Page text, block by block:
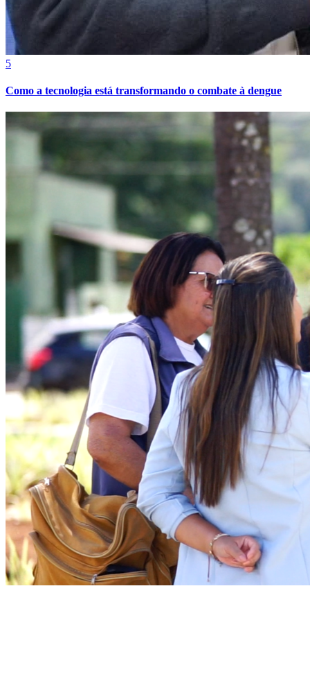
Bahia
Fortaleza
5
Como a tecnologia está transformando o combate à dengue